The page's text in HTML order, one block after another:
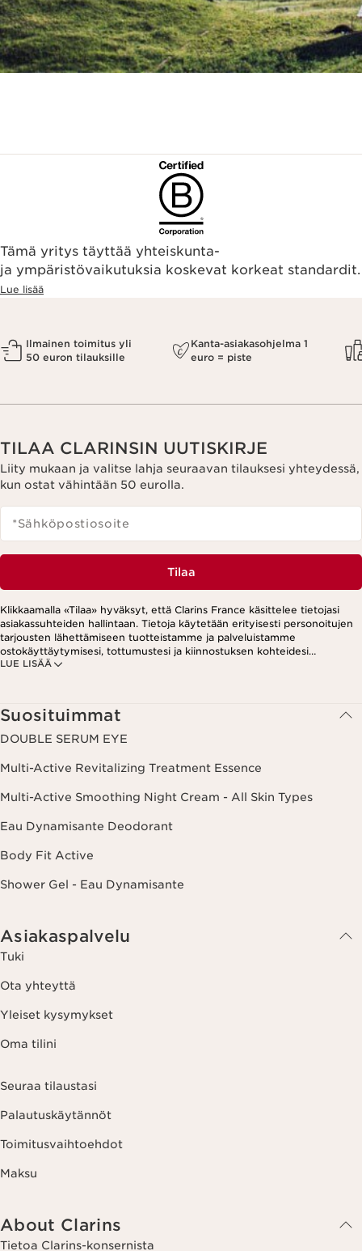
Tämä yritys täyttää yhteiskunta-
ja ympäristövaikutuksia koskevat korkeat standardit.
Lue lisää
Ilmainen toimitus yli
50 euron tilauksille
Kanta-asiakasohjelma 1
euro = piste
TILAA CLARINSIN UUTISKIRJE
Liity mukaan ja valitse lahja seuraavan tilauksesi yhteydessä,
kun ostat vähintään 50 eurolla.
*Sähköpostiosoite
Tilaa
LUE LISÄÄ
Klikkaamalla «Tilaa» hyväksyt, että Clarins France käsittelee tietojasi
asiakassuhteiden hallintaan. Tietoja käytetään erityisesti personoitujen
tarjousten lähettämiseen tuotteistamme ja palveluistamme
ostokäyttäytymisesi, tottumustesi ja kiinnostuksen kohteidesi
perusteella. Tarjouksia voidaan esittää myös sosiaalisessa mediassa ja
Lisätietoa tietojesi käsittelystä ja oikeuksistasi löydät
tietosuojakäytännöstämme.
Suosituimmat
DOUBLE SERUM EYE
Multi-Active Revitalizing Treatment Essence
Multi-Active Smoothing Night Cream - All Skin Types
Eau Dynamisante Deodorant
Body Fit Active
Shower Gel - Eau Dynamisante
Asiakaspalvelu
Tuki
Ota yhteyttä
Yleiset kysymykset
Oma tilini
Seuraa tilaustasi
Palautuskäytännöt
Toimitusvaihtoehdot
Maksu
About Clarins
Tietoa Clarins-konsernista